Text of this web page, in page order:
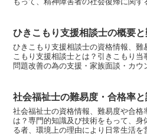
ひきこもり支援相談士の概要
ひきこもり支援相談士の資格情報、難
こもり支援相談士とは？引きこもり当
問題改善の為の支援・家族面談・カ
社会福祉士の難易度・合格率
社会福祉士の資格情報、難易度や合格
は？専門的知識及び技術をもって、
る者、環境上の理由により日常生活